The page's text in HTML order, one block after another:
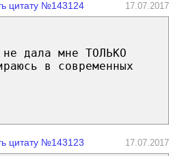
цитату №143124 17.07.2017
дала мне ТОЛЬКО
в современных
цитату №143123 17.07.2017